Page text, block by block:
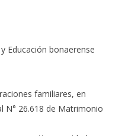
Educación bonaerense
familiares, en
N° 26.618 de Matrimonio